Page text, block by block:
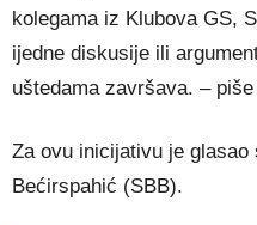
kolegama iz Klubova GS,
ijedne diskusije ili
uštedama završava. –
Za ovu inicijativu je glasao
Bećirspahić (SBB).